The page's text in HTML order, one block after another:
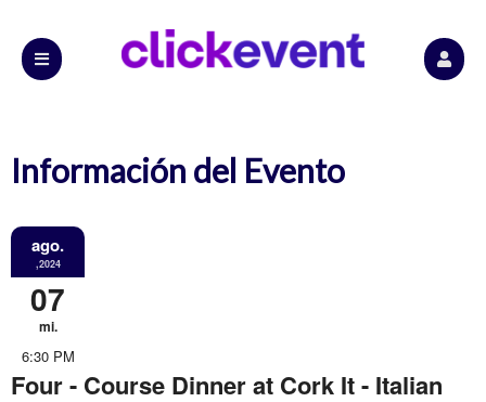
Información del Evento
ago.
,2024
07
mi.
6:30 PM
Four - Course Dinner at Cork It - Italian